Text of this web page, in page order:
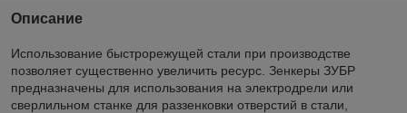
Описание
Использование быстрорежущей стали при производстве
позволяет существенно увеличить ресурс. Зенкеры ЗУБР
предназначены для использования на электродрели или
сверлильном станке для раззенковки отверстий в стали,